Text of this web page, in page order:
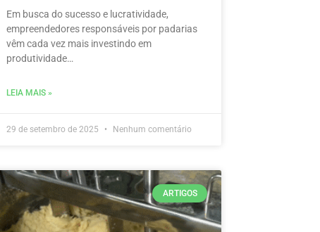
Em busca do sucesso e lucratividade,
empreendedores responsáveis por padarias
vêm cada vez mais investindo em
produtividade…
LEIA MAIS »
29 de setembro de 2025 Nenhum comentário
ARTIGOS